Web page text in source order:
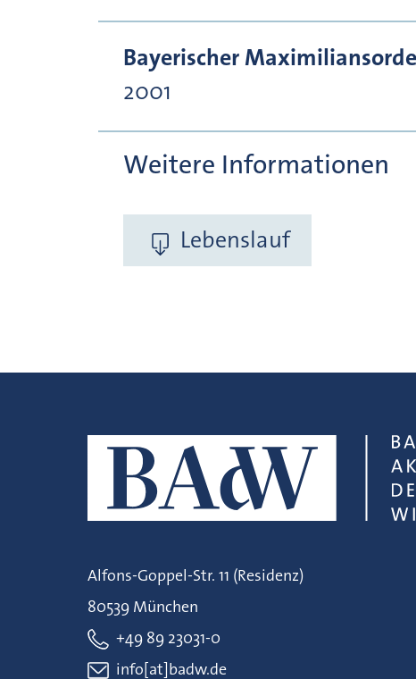
Bayerischer
2001
Weitere Informationen
Lebenslauf
Alfons-Goppel-Str. 11 (Residenz)
80539 München
+49 89 23031-0
info[at]badw.de